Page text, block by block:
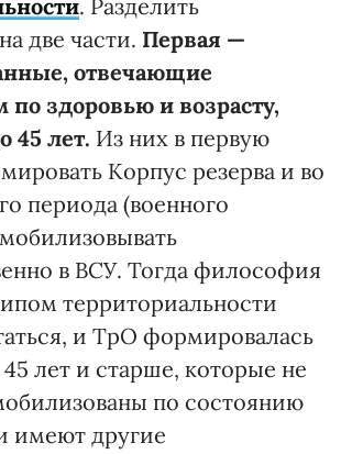
. Разделить
две части. Первая —
отвечающие
по здоровью и возрасту,
45 лет. Из них в первую
Корпус резерва и во
периода (военного
в ВСУ. Тогда философия
территориальности
и ТрО формировалась
лет и старше, которые не
по состоянию
имеют другие